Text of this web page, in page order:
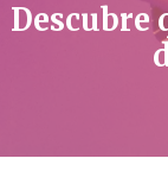
Descubre